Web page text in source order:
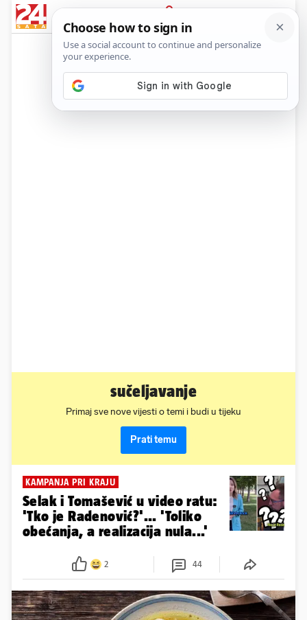
PRIJAVA
News
sučeljavanje
Primaj sve nove vijesti o temi i budi u tijeku
Prati temu
KAMPANJA PRI KRAJU
Selak i Tomašević u video ratu:
'Tko je Radenović?'... 'Toliko
obećanja, a realizacija nula...'
2 44